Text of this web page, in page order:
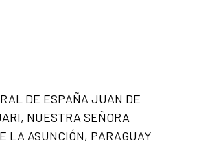
DE ESPAÑA JUAN DE
NUESTRA SEÑORA
LA ASUNCIÓN, PARAGUAY